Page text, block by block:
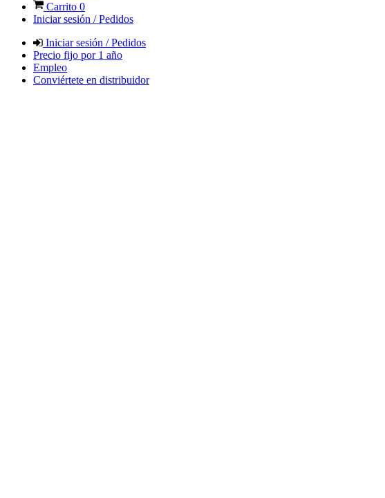
Carrito 0
Iniciar sesión / Pedidos
Iniciar sesión / Pedidos
Precio fijo por 1 año
Empleo
Conviértete en distribuidor